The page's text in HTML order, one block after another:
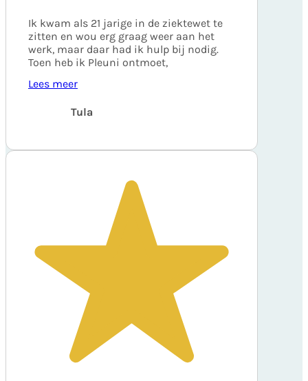
Ik kwam als 21 jarige in de ziektewet te
zitten en wou erg graag weer aan het
werk, maar daar had ik hulp bij nodig.
Toen heb ik Pleuni ontmoet,
Lees meer
Tula